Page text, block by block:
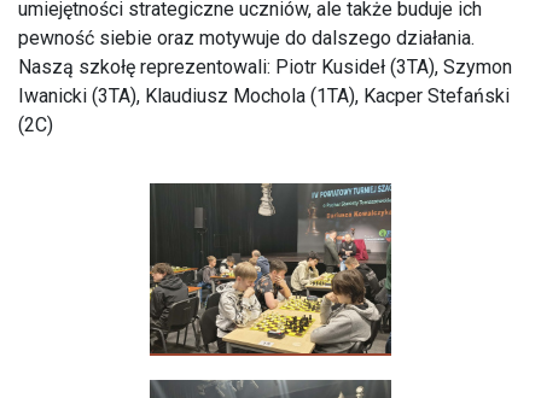
umiejętności strategiczne uczniów, ale także buduje ich
pewność siebie oraz motywuje do dalszego działania.
Naszą szkołę reprezentowali: Piotr Kusideł (3TA), Szymon
Iwanicki (3TA), Klaudiusz Mochola (1TA), Kacper Stefański
(2C)